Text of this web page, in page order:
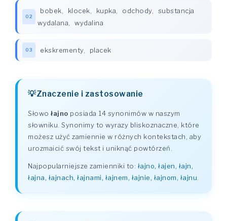
02
bobek klocek kupka odchody,
substancja
wydalana
wydalina
03 ekskrementy, placek
Znaczenie i zastosowanie
Słowo łajno posiada 14 synonimów w naszym
słowniku. Synonimy to wyrazy bliskoznaczne, które
możesz użyć zamiennie w różnych kontekstach, aby
urozmaicić swój tekst i uniknąć powtórzeń.
Najpopularniejsze zamienniki to: łajno, łajen, łajn,
łajna, łajnach, łajnami, łajnem, łajnie, łajnom, łajnu